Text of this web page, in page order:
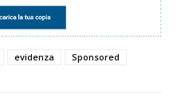
evidenza Sponsored